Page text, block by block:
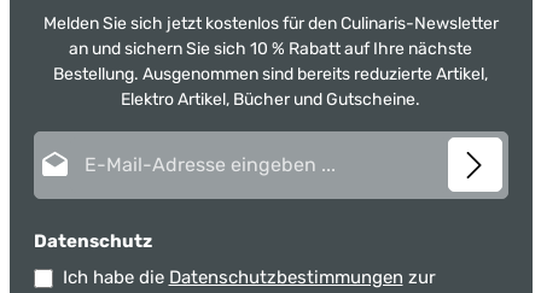
Melden Sie sich jetzt kostenlos für den Culinaris-Newsletter
an und sichern Sie sich 10 % Rabatt auf Ihre nächste
Bestellung. Ausgenommen sind bereits reduzierte Artikel,
Elektro Artikel, Bücher und Gutscheine.
Datenschutz
Ich habe die Datenschutzbestimmungen zur